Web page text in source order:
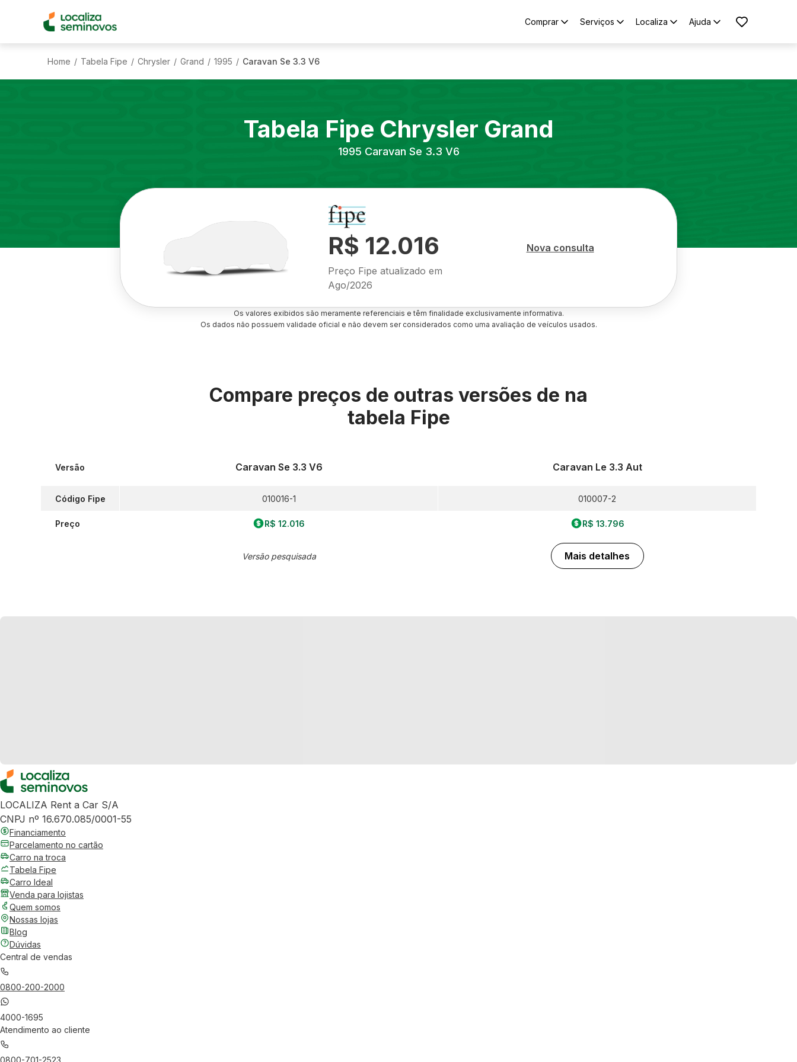
Comprar Serviços Localiza Ajuda
Home / Tabela Fipe / Chrysler / Grand / 1995 / Caravan Se 3.3 V6
Tabela Fipe Chrysler Grand
1995 Caravan Se 3.3 V6
R$ 12.016
Preço Fipe atualizado em
Ago/2026
Nova consulta
Os valores exibidos são meramente referenciais e têm finalidade exclusivamente informativa.
Os dados não possuem validade oficial e não devem ser considerados como uma avaliação de veículos usados.
Compare preços de outras versões de na
tabela Fipe
Versão
Código Fipe
Preço
Caravan Se 3.3 V6
010016-1
R$ 12.016
Versão pesquisada
Caravan Le 3.3 Aut
010007-2
R$ 13.796
Mais detalhes
LOCALIZA Rent a Car S/A
CNPJ nº 16.670.085/0001-55
Financiamento
Parcelamento no cartão
Carro na troca
Tabela Fipe
Carro Ideal
Venda para lojistas
Quem somos
Nossas lojas
Blog
Dúvidas
Central de vendas
0800-200-2000
4000-1695
Atendimento ao cliente
0800-701-2523